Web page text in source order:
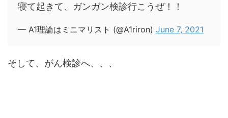
寝て起きて、ガンガン検診行こうぜ！！
— A1理論はミニマリスト (@A1riron) June 7, 2021
そして、がん検診へ、、、